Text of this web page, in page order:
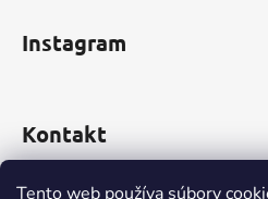
Tento web používa súbory
Instagram
Kontakt
obchod@incomp.sk